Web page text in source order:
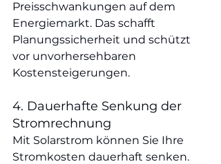
Preisschwankungen auf dem
Energiemarkt. Das schafft
Planungssicherheit und schützt
vor unvorhersehbaren
Kostensteigerungen.
4. Dauerhafte Senkung der
Stromrechnung
Mit Solarstrom können Sie Ihre
Stromkosten dauerhaft senken.